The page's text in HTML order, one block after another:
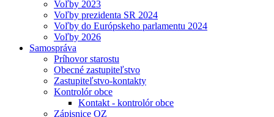
Voľby 2023
Voľby prezidenta SR 2024
Voľby do Európskeho parlamentu 2024
Voľby 2026
Samospráva
Príhovor starostu
Obecné zastupiteľstvo
Zastupiteľstvo-kontakty
Kontrolór obce
Kontakt - kontrolór obce
Zápisnice OZ